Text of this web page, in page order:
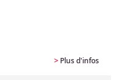
> Plus d'infos